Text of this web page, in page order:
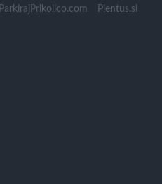
ParkirajPrikolico.com Plentus.si